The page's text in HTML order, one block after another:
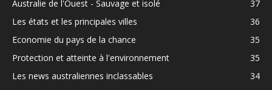
Australie de l'Ouest - Sauvage et isolé
37
Les états et les principales villes
36
Economie du pays de la chance
35
Protection et atteinte à l'environnement
35
Les news australiennes inclassables
34